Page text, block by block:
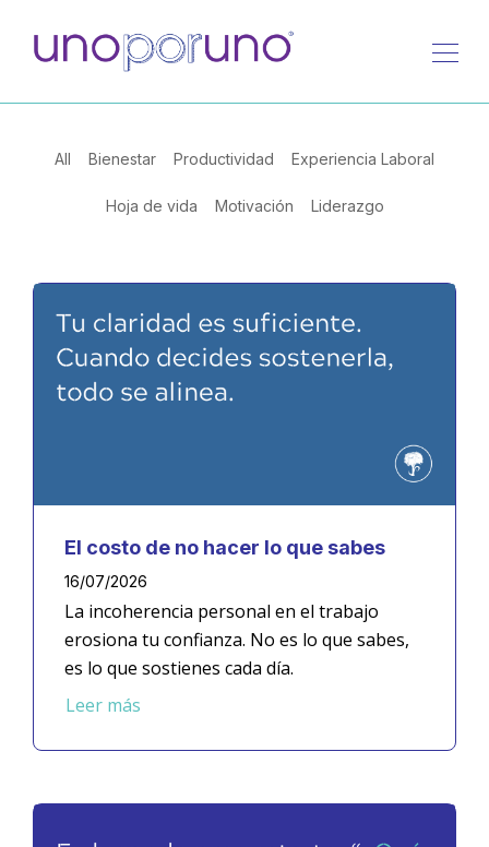
All Bienestar Productividad Experiencia Laboral
Hoja de vida Motivación Liderazgo
El costo de no hacer lo que sabes
16/07/2026
La incoherencia personal en el trabajo
erosiona tu confianza. No es lo que sabes,
es lo que sostienes cada día.
Leer más